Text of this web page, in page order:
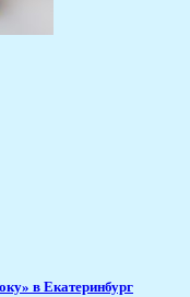
в Екатеринбург